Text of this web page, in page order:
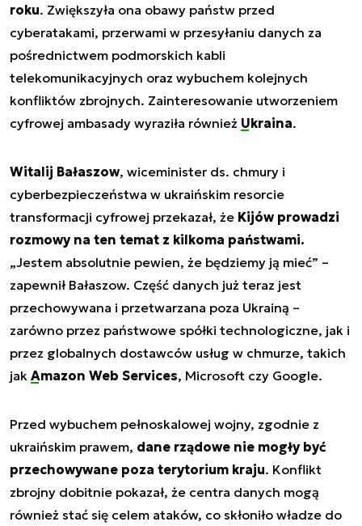
roku. Zwiększyła ona obawy państw przed
cyberatakami, przerwami w przesyłaniu danych za
pośrednictwem podmorskich kabli
telekomunikacyjnych oraz wybuchem kolejnych
konfliktów zbrojnych. Zainteresowanie utworzeniem
cyfrowej ambasady wyraziła również Ukraina.
Witalij Bałaszow, wiceminister ds. chmury i
cyberbezpieczeństwa w ukraińskim resorcie
transformacji cyfrowej przekazał, że Kijów prowadzi
rozmowy na ten temat z kilkoma państwami.
„Jestem absolutnie pewien, że będziemy ją mieć” –
zapewnił Bałaszow. Część danych już teraz jest
przechowywana i przetwarzana poza Ukrainą –
zarówno przez państwowe spółki technologiczne, jak i
przez globalnych dostawców usług w chmurze, takich
jak Amazon Web Services, Microsoft czy Google.
Przed wybuchem pełnoskalowej wojny, zgodnie z
ukraińskim prawem, dane rządowe nie mogły być
przechowywane poza terytorium kraju. Konflikt
zbrojny dobitnie pokazał, że centra danych mogą
również stać się celem ataków, co skłoniło władze do